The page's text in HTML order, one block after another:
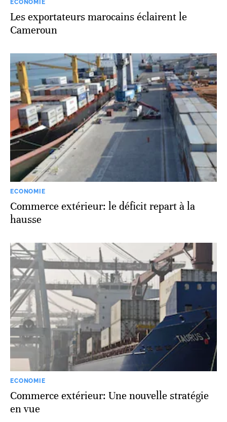
ECONOMIE
Les exportateurs marocains éclairent le
Cameroun
ECONOMIE
Commerce extérieur: le déficit repart à la
hausse
ECONOMIE
Commerce extérieur: Une nouvelle stratégie
en vue